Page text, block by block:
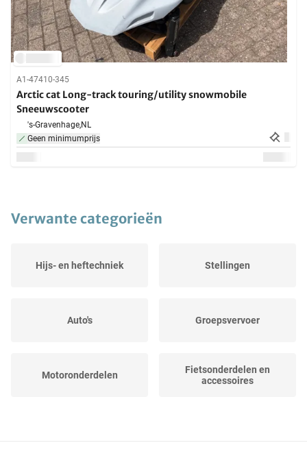
A1-47410-345
Arctic cat Long-track touring/utility snowmobile
Sneeuwscooter
's-Gravenhage,NL
Geen minimumprijs
Verwante categorieën
Hijs- en heftechniek Stellingen
Auto's Groepsvervoer
Motoronderdelen
Fietsonderdelen en
accessoires